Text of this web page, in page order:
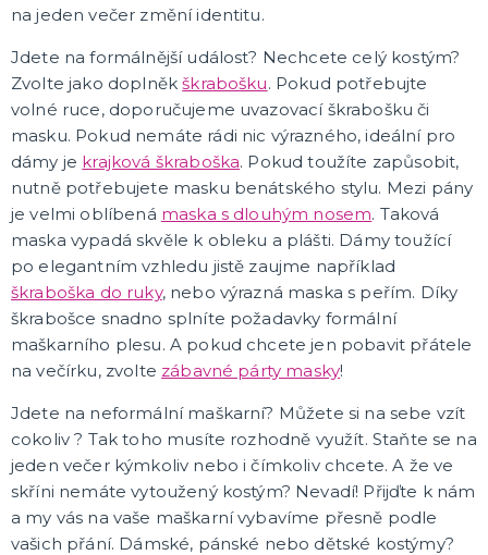
OZDOBNÉ STUHY A MAŠLE
Saténové stuhy
Krajkové stuhy
Dřevité vlny
Ozdobné mašle
Organzy na svatbu
Šifónové stuhy
Grogrénové stuhy
DALŠÍ KATEGORIE
SVATEBNÍ DEKORACE NA AUTO
K ZAPŮJČENÍ
SVATEBNÍ DEKORACE NA DORT
ROZLUČKA SE SVOBODOU
Šerpy na rozlučku se svobodou
Balónky na rozlučku se svobodou
Girlandy na loučení se svobodou
SVATEBNÍ FOTOKOUTEK
na jeden večer změní identitu.
Jdete na formálnější událost? Nechcete celý kostým?
Zvolte jako doplněkškrabošku. Pokud potřebujte
volné ruce, doporučujeme uvazovací škrabošku či
masku. Pokud nemáte rádi nic výrazného, ideální pro
dámy je krajková škraboška. Pokud toužíte zapůsobit,
nutně potřebujete masku benátského stylu. Mezi pány
je velmi oblíbená maska s dlouhým nosem. Taková
maska vypadá skvěle k obleku a plášti. Dámy toužící
po elegantním vzhledu jistě zaujme například
škraboška do ruky, nebo výrazná maska s peřím. Díky
škrabošce snadno splníte požadavky formální
maškarního plesu. A pokud chcete jen pobavit přátele
na večírku, zvolte zábavné párty masky!
Jdete na neformální maškarní? Můžete si na sebe vzít
cokoliv ? Tak toho musíte rozhodně využít. Staňte se na
jeden večer kýmkoliv nebo i čímkoliv chcete. A že ve
skříni nemáte vytoužený kostým? Nevadí! Přijďte k nám
a my vás na vaše maškarní vybavíme přesně podle
vašich přání. Dámské, pánské nebo dětské kostýmy?